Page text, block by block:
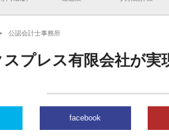
公認会計士事務所
プレス有限会社が実
facebook